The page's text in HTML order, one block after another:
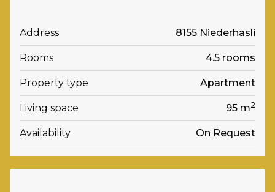
Address 8155 Niederhasli
Rooms 4.5 rooms
Property type Apartment
Living space 95 m2
Availability On Request